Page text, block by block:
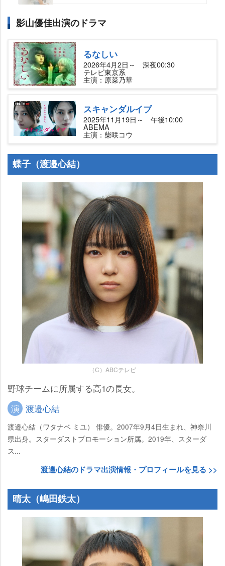
影山優佳出演のドラマ
るなしい
2026年4月2日～ 深夜00:30
テレビ東京系
主演：原菜乃華
スキャンダルイブ
2025年11月19日～ 午後10:00
ABEMA
主演：柴咲コウ
蝶子（渡邉心結）
（C）ABCテレビ
野球チームに所属する高1の長女。
演 渡邉心結
渡邉心結（ワタナベ ミユ） 俳優。2007年9月4日生まれ、神奈川
県出身。スターダストプロモーション所属。2019年、スターダ
ス...
渡邉心結のドラマ出演情報・プロフィールを見る >>
晴太（嶋田鉄太）